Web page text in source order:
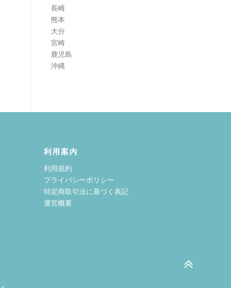
長崎
熊本
大分
宮崎
鹿児島
沖縄
利用案内
利用規約
プライバシーポリシー
特定商取引法に基づく表記
運営概要